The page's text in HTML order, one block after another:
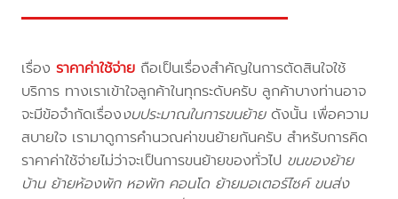
เรื่องราคาค่าใช้จ่าย ถือเป็นเรื่องสำคัญในการตัดสินใจใช้
บริการ ทางเราเข้าใจลูกค้าในทุกระดับครับ ลูกค้าบางท่านอาจ
จะมีข้อจำกัดเรื่องงบประมาณในการขนย้ายดังนั้น เพื่อความ
สบายใจ เรามาดูการคำนวณค่าขนย้ายกันครับ สำหรับการคิด
ราคาค่าใช้จ่ายไม่ว่าจะเป็นการขนย้ายของทั่วไป ขนของย้าย
บ้าน ย้ายห้องพัก หอพัก คอนโด ย้ายมอเตอร์ไซค์ ขนส่ง